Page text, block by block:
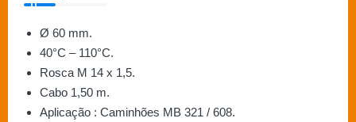
Ø 60 mm.
40°C – 110°C.
Rosca M 14 x 1,5.
Cabo 1,50 m.
Aplicação : Caminhões MB 321 / 608.